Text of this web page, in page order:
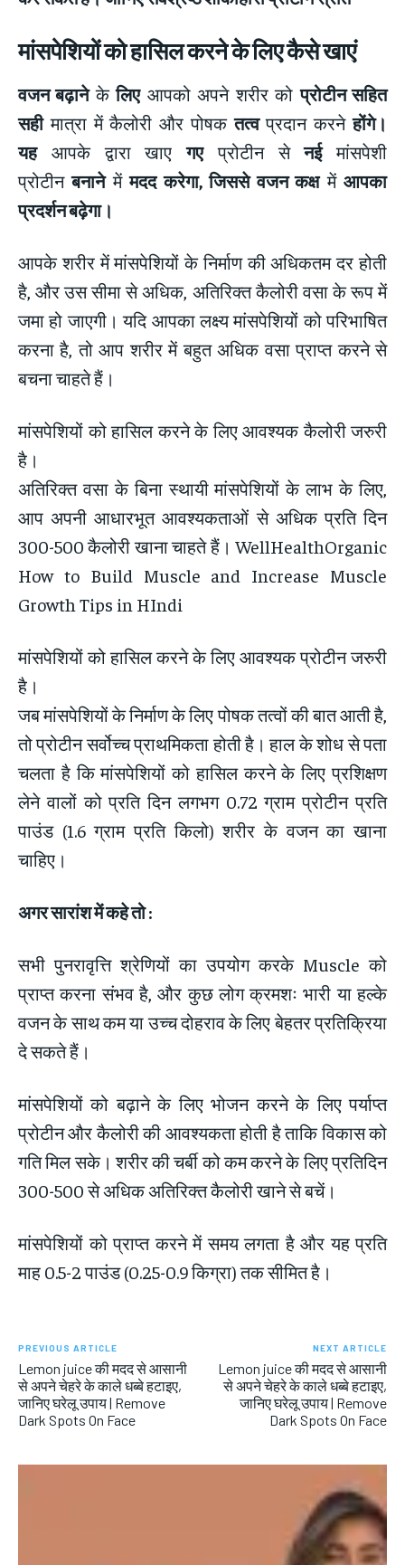
मांसपेशियों को हासिल करने के लिए कैसे खाएं
वजन बढ़ानेकेलिएआपको अपने शरीर कोप्रोटीन सहित
सहीमात्रा में कैलोरी और पोषकतत्वप्रदान करनेहोंगे।
यहआपके द्वारा खाएगएप्रोटीन सेनईमांसपेशी
प्रोटीनबनानेमेंमदद करेगा,जिससे वजन कक्षमेंआपका
प्रदर्शन बढ़ेगा।
आपके शरीर में मांसपेशियों के निर्माण की अधिकतम दर होती
है, और उस सीमा से अधिक, अतिरिक्त कैलोरी वसा के रूप में
जमा हो जाएगी। यदि आपका लक्ष्य मांसपेशियों को परिभाषित
करना है, तो आप शरीर में बहुत अधिक वसा प्राप्त करने से
बचना चाहते हैं।
मांसपेशियों को हासिल करने के लिए आवश्यक कैलोरी जरुरी
है।
अतिरिक्त वसा के बिना स्थायी मांसपेशियों के लाभ के लिए,
आप अपनी आधारभूत आवश्यकताओं से अधिक प्रति दिन
300-500 कैलोरी खाना चाहते हैं। WellHealthOrganic
How to Build Muscle and Increase Muscle
Growth Tips in HIndi
मांसपेशियों को हासिल करने के लिए आवश्यक प्रोटीन जरुरी
है।
जब मांसपेशियों के निर्माण के लिए पोषक तत्वों की बात आती है,
तो प्रोटीन सर्वोच्च प्राथमिकता होती है। हाल के शोध से पता
चलता है कि मांसपेशियों को हासिल करने के लिए प्रशिक्षण
लेने वालों को प्रति दिन लगभग 0.72 ग्राम प्रोटीन प्रति
पाउंड (1.6 ग्राम प्रति किलो) शरीर के वजन का खाना
चाहिए।
अगर सारांश में कहे तो:
सभी पुनरावृत्ति श्रेणियों का उपयोग करके Muscle को
प्राप्त करना संभव है, और कुछ लोग क्रमशः भारी या हल्के
वजन के साथ कम या उच्च दोहराव के लिए बेहतर प्रतिक्रिया
दे सकते हैं।
मांसपेशियों को बढ़ाने के लिए भोजन करने के लिए पर्याप्त
प्रोटीन और कैलोरी की आवश्यकता होती है ताकि विकास को
गति मिल सके। शरीर की चर्बी को कम करने के लिए प्रतिदिन
300-500 से अधिक अतिरिक्त कैलोरी खाने से बचें।
मांसपेशियों को प्राप्त करने में समय लगता है और यह प्रति
माह 0.5-2 पाउंड (0.25-0.9 किग्रा) तक सीमित है।
PREVIOUS ARTICLE
Lemon juice की मदद से आसानी
से अपने चेहरे के काले धब्बे हटाइए,
जानिए घरेलू उपाय | Remove
Dark Spots On Face
NEXT ARTICLE
Lemon juice की मदद से आसानी
से अपने चेहरे के काले धब्बे हटाइए,
जानिए घरेलू उपाय | Remove
Dark Spots On Face